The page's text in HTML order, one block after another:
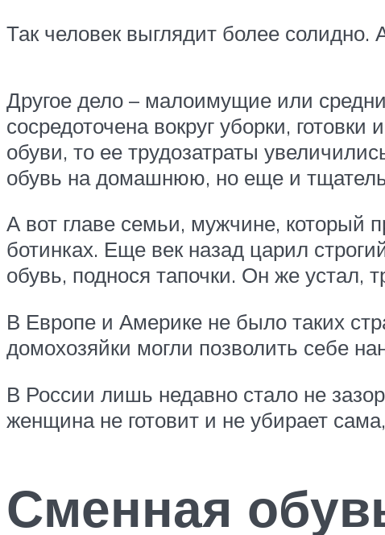
Так человек выглядит более солидно.
Другое дело – малоимущие или
сосредоточена вокруг уборки,
обуви, то ее трудозатраты
обувь на домашнюю, но еще и
А вот главе семьи, мужчине, который
ботинках. Еще век назад царил
обувь, поднося тапочки. Он же устал,
В Европе и Америке не было таких
домохозяйки могли позволить себе
В России лишь недавно стало не
женщина не готовит и не убирает
Сменная